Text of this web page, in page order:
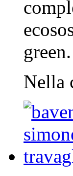
green.
Nella